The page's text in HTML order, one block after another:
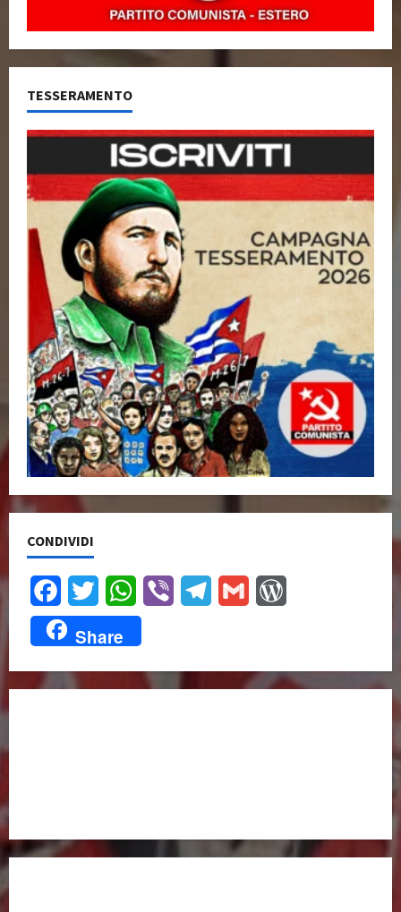
TESSERAMENTO
CONDIVIDI
FacebookTwitter WhatsApp
Viber TelegramGmail
Share